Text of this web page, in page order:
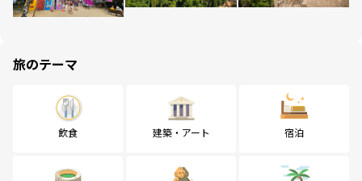
旅のテーマ
飲食 建築・アート 宿泊